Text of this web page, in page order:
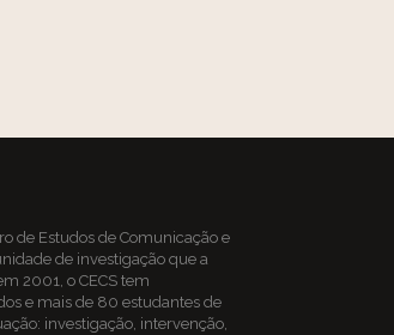
de Estudos de Comunicação e
de investigação que a
2001, o CECS tem
e mais de 80 estudantes de
investigação, intervenção,